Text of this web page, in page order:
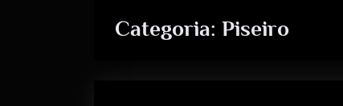
Categoria: Piseiro